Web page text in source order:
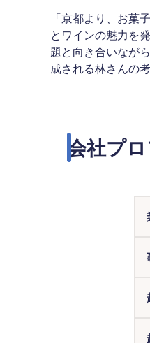
「京都より、お菓
とワインの魅力を
題と向き合いなが
成される林さんの
会社プ